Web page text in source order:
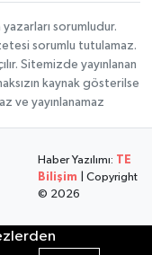
sorumludur.
sorumlu tutulamaz.
Sitemizde yayınlanan
kaynak gösterilse
ve yayınlanamaz
Haber Yazılımı: TE
Bilişim | Copyright
© 2026